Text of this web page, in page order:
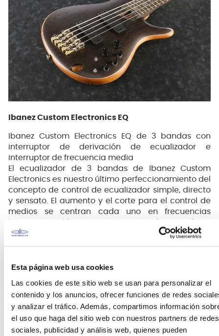
Esta página web usa cookies
Las cookies de este sitio web se usan para personalizar el
contenido y los anuncios, ofrecer funciones de redes
y analizar el tráfico. Además, compartimos información
el uso que haga del sitio web con nuestros partners de redes
sociales, publicidad y análisis web, quienes pueden
Ibanez Custom Electronics EQ
Ibanez Custom Electronics EQ de 3 bandas con
interruptor de derivación de ecualizador e
interruptor de frecuencia media
El ecualizador de 3 bandas de Ibanez Custom
Electronics es nuestro último perfeccionamiento del
concepto de control de ecualizador simple, directo
y sensato. El aumento y el corte para el control de
medios se centran cada uno en frecuencias
un rango preestablecido de los tonos graves más
para elegir el funcionamiento solo pasivo. Cuando
control de tono de agudos se convierte en el control
de tono global para el circuito pasivo.
Controles: